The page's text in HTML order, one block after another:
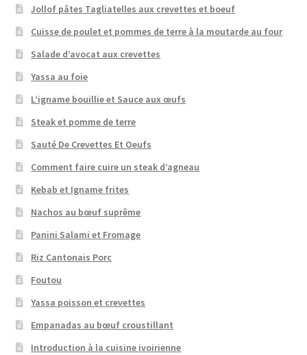
Jollof pâtes Tagliatelles aux crevettes et boeuf
Cuisse de poulet et pommes de terre à la moutarde au four
Salade d’avocat aux crevettes
Yassa au foie
L’igname bouillie et Sauce aux œufs
Steak et pomme de terre
Sauté De Crevettes Et Oeufs
Comment faire cuire un steak d’agneau
Kebab et Igname frites
Nachos au bœuf suprême
Panini Salami et Fromage
Riz Cantonais Porc
Foutou
Yassa poisson et crevettes
Empanadas au bœuf croustillant
Introduction à la cuisine ivoirienne